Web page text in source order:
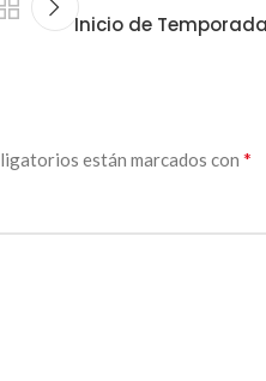
Inicio de
están marcados con *